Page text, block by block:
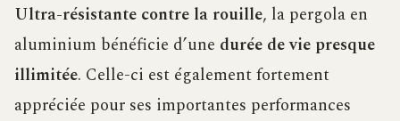
Ultra-résistante contre la rouille, la pergola en
aluminium bénéficie d’une durée de vie presque
illimitée. Celle-ci est également fortement
appréciée pour ses importantes performances